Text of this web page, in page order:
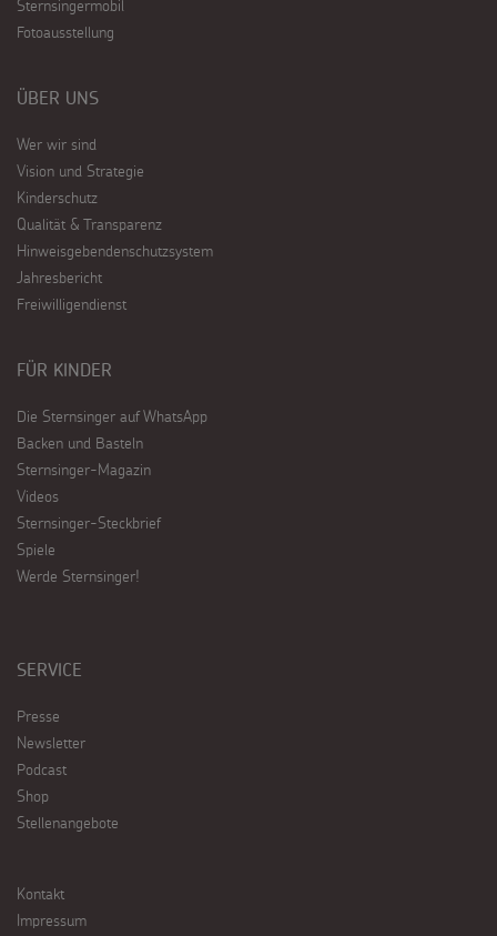
Sternsingermobil
Fotoausstellung
ÜBER UNS
Wer wir sind
Vision und Strategie
Kinderschutz
Qualität & Transparenz
Hinweisgebendenschutzsystem
Jahresbericht
Freiwilligendienst
FÜR KINDER
Die Sternsinger auf WhatsApp
Backen und Basteln
Sternsinger-Magazin
Videos
Sternsinger-Steckbrief
Spiele
Werde Sternsinger!
SERVICE
Presse
Newsletter
Podcast
Shop
Stellenangebote
Kontakt
Impressum